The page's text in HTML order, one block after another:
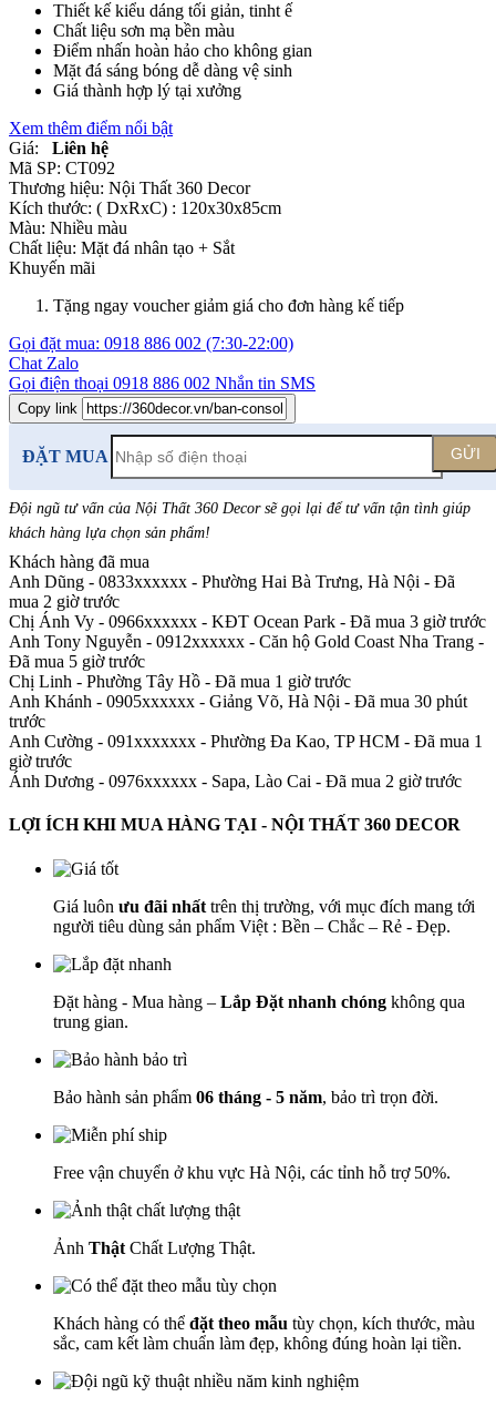
Thiết kế kiểu dáng tối giản, tinht ế
Chất liệu sơn mạ bền màu
Điểm nhấn hoàn hảo cho không gian
Mặt đá sáng bóng dễ dàng vệ sinh
Giá thành hợp lý tại xưởng
Xem thêm điểm nổi bật
Giá:
Liên hệ
Mã SP: CT092
Thương hiệu: Nội Thất 360 Decor
Kích thước: ( DxRxC) : 120x30x85cm
Màu: Nhiều màu
Chất liệu: Mặt đá nhân tạo + Sắt
Khuyến mãi
Tặng ngay voucher giảm giá cho đơn hàng kế tiếp
Gọi đặt mua: 0918 886 002 (7:30-22:00)
Chat Zalo
Gọi điện thoại 0918 886 002 Nhắn tin SMS
Copy link
ĐẶT MUA GỬI
Đội ngũ tư vấn của Nội Thất 360 Decor sẽ gọi lại để tư vấn tận tình giúp
khách hàng lựa chọn sản phẩm!
Khách hàng đã mua
Anh Dũng - 0833xxxxxx - Phường Hai Bà Trưng, Hà Nội - Đã
mua 2 giờ trước
Chị Ánh Vy - 0966xxxxxx - KĐT Ocean Park - Đã mua 3 giờ trước
Anh Tony Nguyễn - 0912xxxxxx - Căn hộ Gold Coast Nha Trang -
Đã mua 5 giờ trước
Chị Linh - Phường Tây Hồ - Đã mua 1 giờ trước
Anh Khánh - 0905xxxxxx - Giảng Võ, Hà Nội - Đã mua 30 phút
trước
Anh Cường - 091xxxxxxx - Phường Đa Kao, TP HCM - Đã mua 1
giờ trước
Ánh Dương - 0976xxxxxx - Sapa, Lào Cai - Đã mua 2 giờ trước
LỢI ÍCH KHI MUA HÀNG TẠI - NỘI THẤT 360 DECOR
Giá luôn ưu đãi nhất trên thị trường, với mục đích mang tới
người tiêu dùng sản phẩm Việt : Bền – Chắc – Rẻ - Đẹp.
Đặt hàng - Mua hàng – Lắp Đặt nhanh chóng không qua
trung gian.
Bảo hành sản phẩm 06 tháng - 5 năm, bảo trì trọn đời.
Free vận chuyển ở khu vực Hà Nội, các tỉnh hỗ trợ 50%.
Ảnh Thật Chất Lượng Thật.
Khách hàng có thể đặt theo mẫu tùy chọn, kích thước, màu
sắc, cam kết làm chuẩn làm đẹp, không đúng hoàn lại tiền.